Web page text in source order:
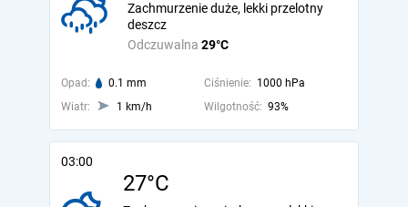
Odczuwalna 29°C
Zachmurzenie duże, lekki przelotny
deszcz
Opad: 0.1 mm Ciśnienie: 1000 hPa
Wiatr:
1 km/h Wilgotność: 93%
03:00
27°C